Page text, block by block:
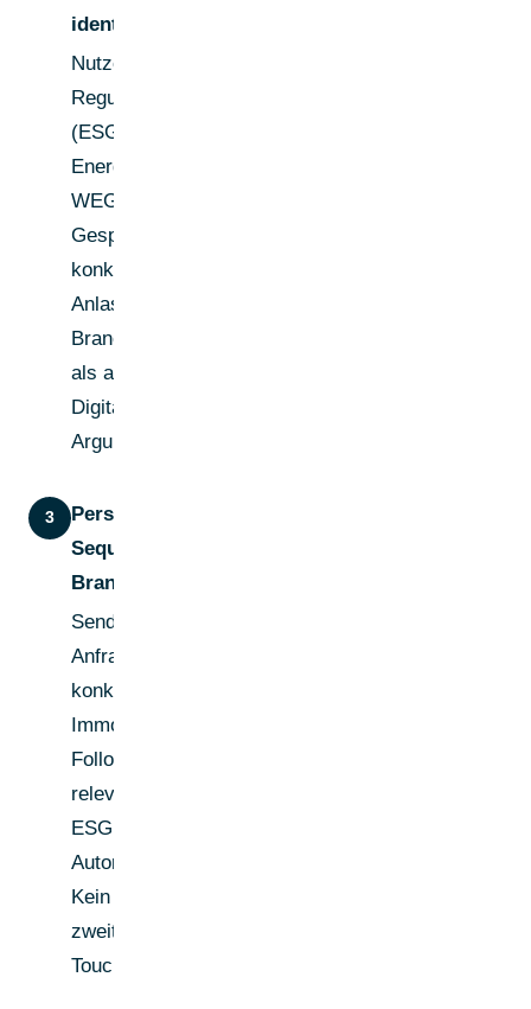
identifizieren
Nutze aktuelle
Regulierungsänderungen
(ESG-Reporting,
Energieeffizienzpflichten,
WEG-Reform) als
Gesprächsöffner. Ein
konkreter regulatorischer
Anlass hat in dieser
Branche mehr Gewicht
als allgemeine
Digitalisierungs-
Argumente.
3
Personalisierte LinkedIn-
Sequenz mit
Branchenbezug
Sende eine Connection-
Anfrage mit Bezug zum
konkreten
Immobiliensegment.
Follow-up mit einem
relevanten Insight (z. B. zu
ESG oder
Automatisierungspotenzial).
Kein Produktpitch vor dem
zweiten oder dritten
Touchpoint.